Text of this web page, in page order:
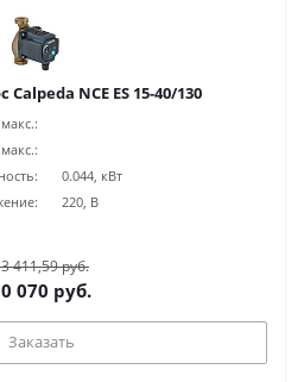
NCE ES 15-40/130
0.044, кВт
220, В
411,59 руб.
070 руб.
Заказать